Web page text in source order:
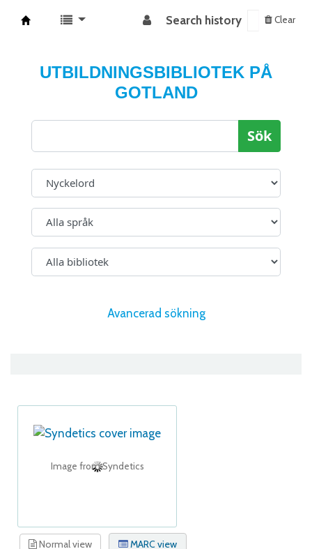
Search history Clear
UTBILDNINGSBIBLIOTEK PÅ
GOTLAND
Sök
Avancerad sökning
Image from Syndetics
Normal view
MARC view